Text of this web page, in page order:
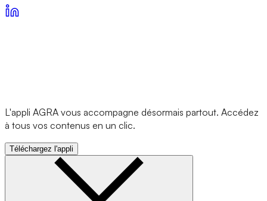
L'appli AGRA vous accompagne désormais partout. Accédez
à tous vos contenus en un clic.
Téléchargez l'appli